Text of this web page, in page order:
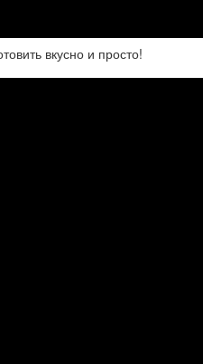
вкусно и просто!